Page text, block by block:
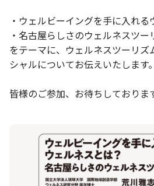
・ウェルビーイングを手に入れる
・名古屋らしさのウェルネスツー
をテーマに、ウェルネスツーリ
シャルについてお伝えいたします。
皆様のご参加、お待ちしておりま